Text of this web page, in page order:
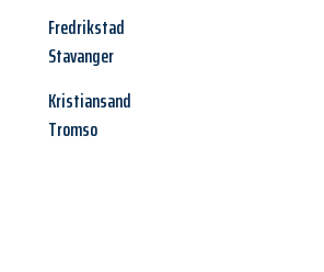
Fredrikstad
Stavanger
Kristiansand
Tromso